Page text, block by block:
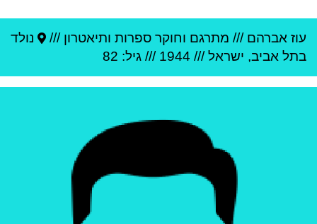
עוז אברהם /// מתרגם וחוקר ספרות ותיאטרון ///
נולד
בתל אביב, ישראל///
1944 /// גיל: 82